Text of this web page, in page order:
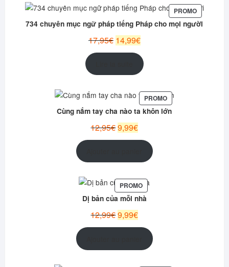
PROMOPRODUIT
EN
734 chuyên mục ngữ pháp tiếng Pháp cho mọi người
17,95€ Le
14,99€Le
actuel
est :
PROMOPRODUIT
EN
PROMOTION
Cùng nắm tay cha nào ta khôn lớn
12,95€Le
9,99€Le
actuel
est :
PROMOPRODUIT
EN
Dị bản của mỗi nhà
12,99€Le
prix
9,99€Le
prix
actuel
est :